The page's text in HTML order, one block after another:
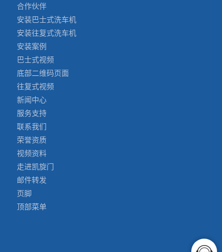
合作伙伴
安装巴士式洗车机
安装往复式洗车机
安装案例
巴士式视频
底部二维码页面
往复式视频
新闻中心
服务支持
联系我们
荣誉资质
视频资料
走进凯旋门
邮件转发
页脚
顶部菜单